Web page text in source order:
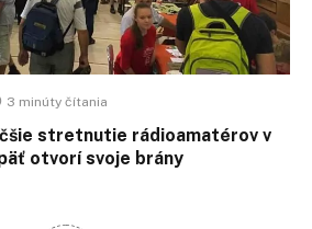
3 minúty čítania
stretnutie rádioamatérov v
otvorí svoje brány